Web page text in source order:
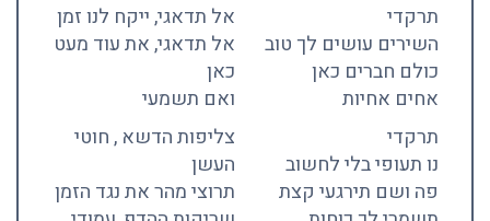
תרקדי
השירים עושים לך טוב
כולם חברים כאן
אחים אחיות
תרקדי
נו תעופי בלי לחשוב
פה ושם תירגעי קצת
אל תדאגי, ייקח לנו זמן
אל תדאגי, את עוד מעט
כאן
ואם תשמעי
צליפות הדשא , חוטי
העשן
תרוצי מהר את נגד הזמן